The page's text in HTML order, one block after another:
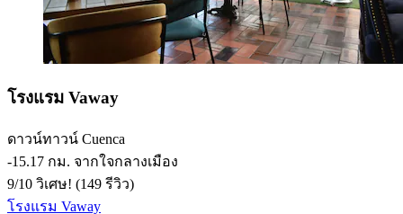
โรงแรม Vaway
ดาวน์ทาวน์ Cuenca
‐15.17 กม. จากใจกลางเมือง
9/10 วิเศษ! (149 รีวิว)
โรงแรม Vaway